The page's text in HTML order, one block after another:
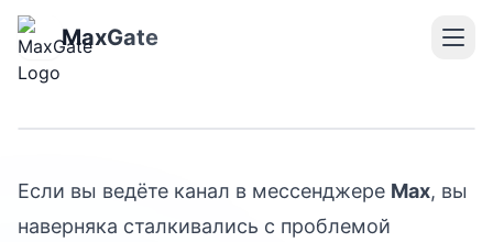
MaxGate
ссылку в Max: простая
инструкция от MaxGate
Если вы ведёте канал в мессенджере Max, вы
наверняка сталкивались с проблемой